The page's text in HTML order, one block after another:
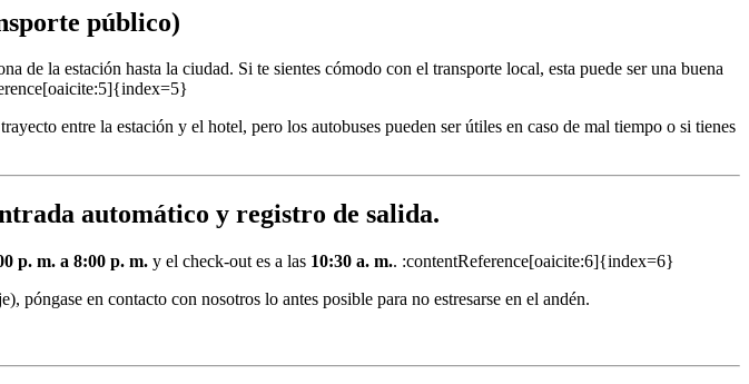
público)
de la estación hasta la ciudad. Si te sientes cómodo con el transporte local, esta puede ser una buena
entre la estación y el hotel, pero los autobuses pueden ser útiles en caso de mal tiempo o si tienes
automático y registro de salida.
p. m. a 8:00 p. m. y el check-out es a las 10:30 a. m.. :contentReference[oaicite:6]{index=6}
póngase en contacto con nosotros lo antes posible para no estresarse en el andén.